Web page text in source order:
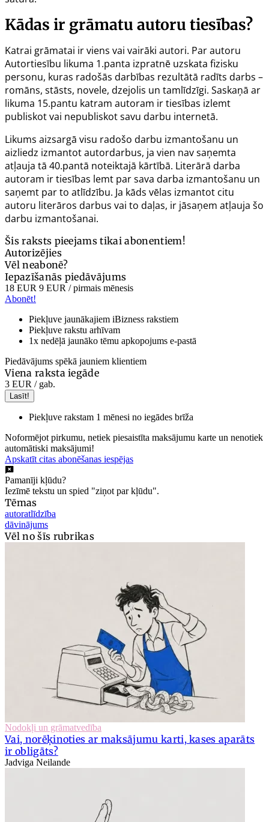
Kādas ir grāmatu autoru tiesības?
Katrai grāmatai ir viens vai vairāki autori. Par autoru
Autortiesību likuma 1.panta izpratnē uzskata fizisku
personu, kuras radošās darbības rezultātā radīts darbs –
romāns, stāsts, novele, dzejolis un tamlīdzīgi. Saskaņā ar
likuma 15.pantu katram autoram ir tiesības izlemt
publiskot vai nepubliskot savu darbu internetā.
Likums aizsargā visu radošo darbu izmantošanu un
aizliedz izmantot autordarbus, ja vien nav saņemta
atļauja tā 40.pantā noteiktajā kārtībā. Literārā darba
autoram ir tiesības lemt par sava darba izmantošanu un
saņemt par to atlīdzību. Ja kāds vēlas izmantot citu
autoru literāros darbus vai to daļas, ir jāsaņem atļauja šo
darbu izmantošanai.
Šis raksts pieejams tikai abonentiem!
Autorizējies
Vēl neabonē?
Iepazīšanās piedāvājums
18 EUR 9 EUR / pirmais mēnesis
Abonēt!
Piekļuve jaunākajiem iBizness rakstiem
Piekļuve rakstu arhīvam
1x nedēļā jaunāko tēmu apkopojums e-pastā
Piedāvājums spēkā jauniem klientiem
Viena raksta iegāde
3 EUR / gab.
Lasīt!
Piekļuve rakstam 1 mēnesi no iegādes brīža
Noformējot pirkumu, netiek piesaistīta maksājumu karte un nenotiek
automātiski maksājumi!
Apskatīt citas abonēšanas iespējas
Pamanīji kļūdu?
Iezīmē tekstu un spied "ziņot par kļūdu".
Tēmas
autoratlīdzība
dāvinājums
Vēl no šīs rubrikas
Nodokļi un grāmatvedība
Vai, norēķinoties ar maksājumu karti, kases aparāts
ir obligāts?
Jadviga Neilande